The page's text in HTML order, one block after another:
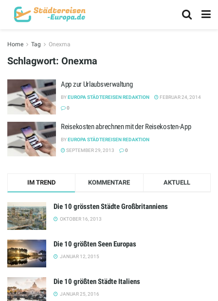
Home Tag Onexma
Schlagwort: Onexma
App zur Urlaubsverwaltung
BYEUROPA STÄDTEREISEN REDAKTION
FEBRUAR 24, 2014
0
Reisekosten abrechnen mit der Reisekosten-App
BYEUROPA STÄDTEREISEN REDAKTION
SEPTEMBER 29, 2013
0
IM TREND KOMMENTARE AKTUELL
Die 10 grössten Städte Großbritanniens
OKTOBER 16, 2013
Die 10 größten Seen Europas
JANUAR 12, 2015
Die 10 größten Städte Italiens
JANUAR 25, 2016